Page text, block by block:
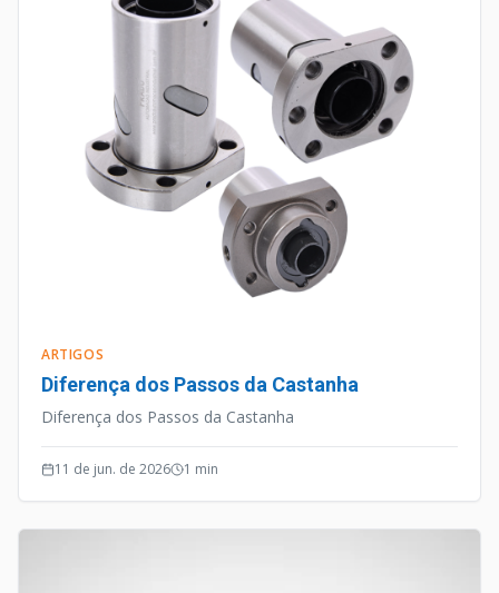
ARTIGOS
Diferença dos Passos da Castanha
Diferença dos Passos da Castanha
11 de jun. de 2026 1 min